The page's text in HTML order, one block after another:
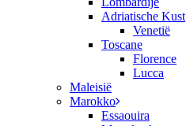
Adriatische Kust
Venetië
Toscane
Florence
Lucca
Maleisië
Marokko
Essaouira